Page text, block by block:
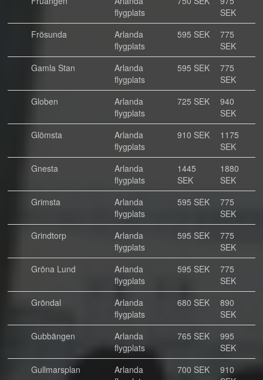
flygplats
SEK
Frösunda
Arlanda
flygplats
595 SEK
775
SEK
Gamla Stan
Arlanda
flygplats
595 SEK
775
SEK
Globen
Arlanda
flygplats
725 SEK
940
SEK
Glömsta
Arlanda
flygplats
910 SEK
1175
SEK
Gnesta
Arlanda
flygplats
1445
SEK
1880
SEK
Grimsta
Arlanda
flygplats
595 SEK
775
SEK
Grindtorp
Arlanda
flygplats
595 SEK
775
SEK
Gröna Lund
Arlanda
flygplats
595 SEK
775
SEK
Gröndal
Arlanda
flygplats
680 SEK
890
SEK
Gubbängen
Arlanda
flygplats
765 SEK
995
SEK
Gullmarsplan
Arlanda
700 SEK
910